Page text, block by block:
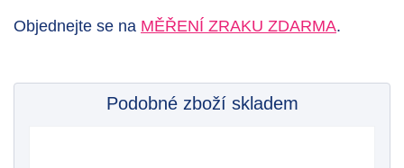
Objednejte se na MĚŘENÍ ZRAKU ZDARMA.
Podobné zboží skladem